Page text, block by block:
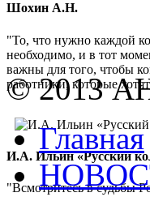
Шохин А.Н.
"То, что нужно каждой
необходимо, и в тот
важны для того, чтобы
работники, которые
И.А. Ильин «Русский
"Всмотритесь в судьбы
© 2013
Главная